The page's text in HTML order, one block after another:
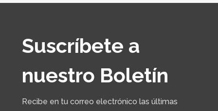
Suscríbete a
nuestro Boletín
Recibe en tu correo electrónico las últimas